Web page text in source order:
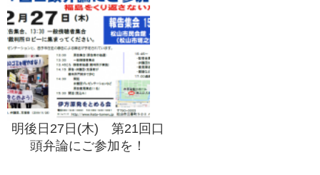
明後日27日(木) 第21回口
頭弁論にご参加を！